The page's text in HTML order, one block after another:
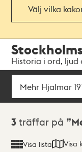
Välj vilka
navigationen
huvudinnehållet
Historia i ord, ljud
Sök
Sökresultat
3 träffar på
Visa lista Visa